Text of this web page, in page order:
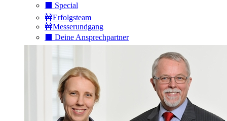
⬛️ Special
🚧Erfolgsteam
🚧Messerundgang
⬛️ Deine Ansprechpartner